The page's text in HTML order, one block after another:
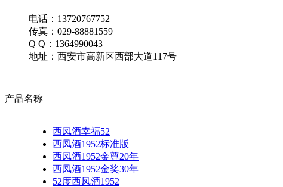
电话：13720767752
传真：029-88881559
Q Q：1364990043
地址：西安市高新区西部大道117号
产品名称
西凤酒幸福52
西凤酒1952标准版
西凤酒1952金尊20年
西凤酒1952金奖30年
52度西凤酒1952